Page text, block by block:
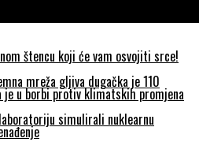
štencu koji će vam osvojiti srce!
mreža gljiva dugačka je 110
u borbi protiv klimatskih promjena
simulirali nuklearnu